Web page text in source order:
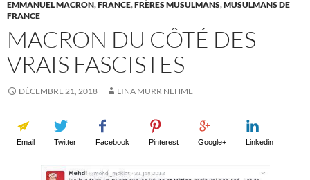
EMMANUEL MACRON,FRANCE,FRÈRES MUSULMANS,MUSULMANS DE
FRANCE
MACRON DU CÔTÉ DES
VRAIS FASCISTES
DÉCEMBRE 21, 2018 LINA MURR NEHME
Email Twitter Facebook Pinterest Google+ Linkedin